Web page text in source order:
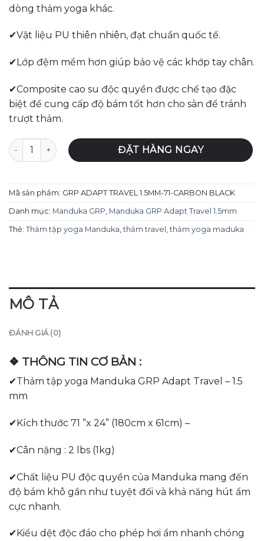
dòng thảm yoga khác.
✔Vật liệu PU thiên nhiên, đạt chuẩn quốc tế.
✔Lớp đệm mềm hơn giúp bảo vệ các khớp tay chân.
✔Composite cao su độc quyền được chế tạo đặc
biệt để cung cấp độ bám tốt hơn cho sàn để tránh
trượt thảm.
Thảm tập yoga Manduka GRP Adapt Travel 1.5mm -
ĐẶT HÀNG NGAY
Mã sản phẩm: GRP ADAPT TRAVEL 1.5MM-71-CARBON BLACK
Danh mục: Manduka GRP Manduka GRP Adapt Travel 1.5mm
Thẻ: Thảm tập yoga Manduka ,thảm travel ,thảm yoga maduka
MÔ TẢ
ĐÁNH GIÁ (0)
❖ THÔNG TIN CƠ BẢN :
✔Thảm tập yoga Manduka GRP Adapt Travel – 1.5
mm
✔Kích thước 71 ”x 24” (180cm x 61cm) –
✔Cân nặng : 2 lbs (1kg)
✔Chất liệu PU độc quyền của Manduka mang đến
độ bám khô gần như tuyệt đối và khả năng hút ẩm
cực nhanh.
✔Kiểu dệt độc đáo cho phép hơi ẩm nhanh chóng